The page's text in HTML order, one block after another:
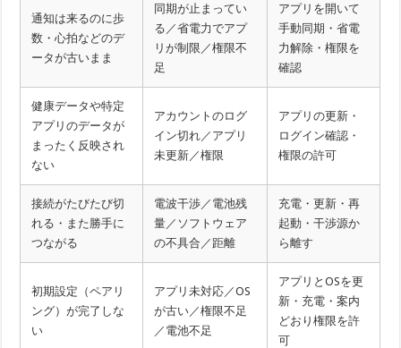
通知は来るのに歩
数・心拍などのデ
ータが古いまま
同期が止まってい
る／省電力でアプ
リが制限／権限不
足
アプリを開いて
手動同期・省電
力解除・権限を
確認
健康データや特定
アプリのデータが
まったく反映され
ない
アカウントのログ
イン切れ／アプリ
未更新／権限
アプリの更新・
ログイン確認・
権限の許可
接続がたびたび切
れる・また勝手に
つながる
電波干渉／電池残
量／ソフトウェア
の不具合／距離
充電・更新・再
起動・干渉源か
ら離す
初期設定（ペアリ
ング）が完了しな
い
アプリ未対応／OS
が古い／権限不足
／電池不足
アプリとOSを更
新・充電・案内
どおり権限を許
可